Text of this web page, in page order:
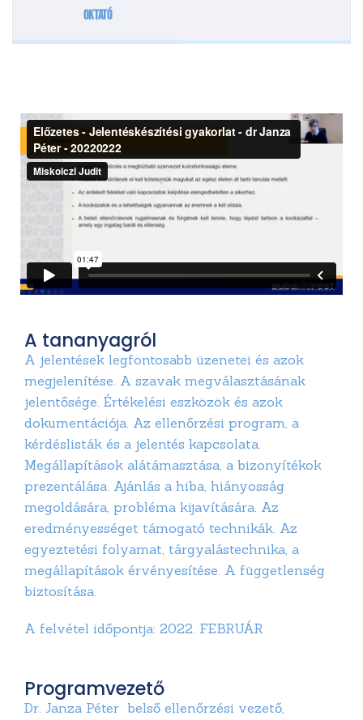
Oktató
A tananyagról
A jelentések legfontosabb üzenetei és azok
megjelenítése. A szavak megválasztásának
jelentősége. Értékelési eszközök és azok
dokumentációja. Az ellenőrzési program, a
kérdéslisták és a jelentés kapcsolata.
Megállapítások alátámasztása, a bizonyítékok
prezentálása. Ajánlás a hiba, hiányosság
megoldására, probléma kijavítására. Az
eredményességet támogató technikák. Az
egyeztetési folyamat, tárgyalástechnika, a
megállapítások érvényesítése. A függetlenség
biztosítása.
A felvétel időpontja: 2022. FEBRUÁR
Programvezető
Dr. Janza Péter belső ellenőrzési vezető,